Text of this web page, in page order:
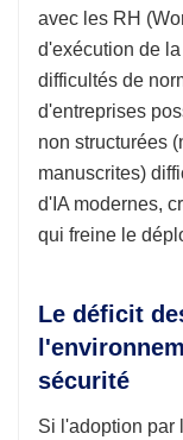
avec les RH
d'exécution de
difficultés de
d'entreprises
non structurées
manuscrites)
d'IA modernes,
qui freine le
Le déficit
sécurité
Si l'adoption par